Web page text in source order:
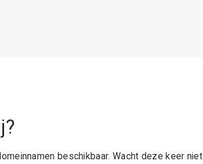
beschikbaar. Wacht deze keer niet